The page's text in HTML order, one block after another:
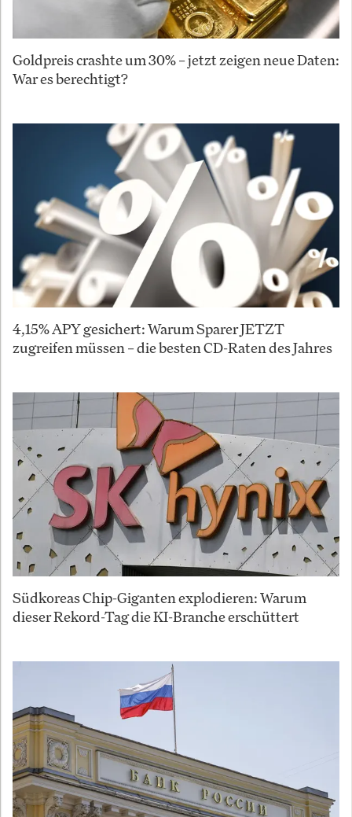
Goldpreis crashte um 30% – jetzt zeigen neue Daten:
War es berechtigt?
4,15% APY gesichert: Warum Sparer JETZT
zugreifen müssen – die besten CD-Raten des Jahres
Südkoreas Chip-Giganten explodieren: Warum
dieser Rekord-Tag die KI-Branche erschüttert